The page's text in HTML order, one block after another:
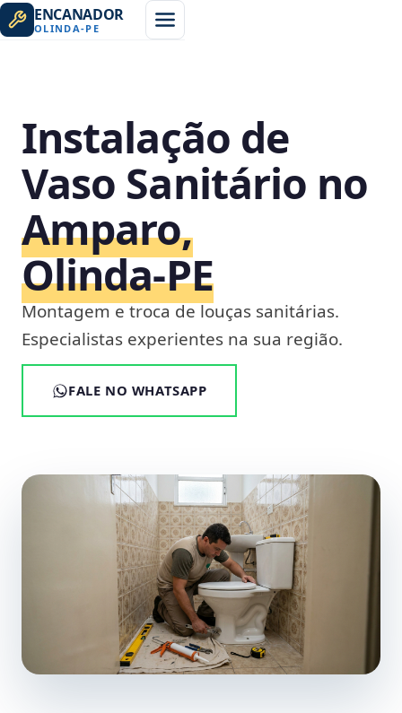
ENCANADOR
OLINDA-PE
Instalação de
Vaso Sanitário no
Amparo,
Olinda‑PE
Montagem e troca de louças sanitárias.
Especialistas experientes na sua região.
FALE NO WHATSAPP